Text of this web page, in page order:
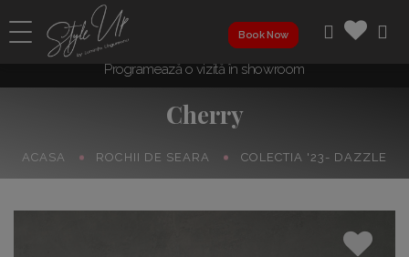
Programează o vizită în showroom
Book Now
Cherry
ACASA ROCHII DE SEARA COLECTIA '23- DAZZLE